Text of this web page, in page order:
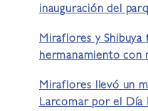
inauguración del
Miraflores y Shibuya
hermanamiento con
Miraflores llevó un
Larcomar por el Día